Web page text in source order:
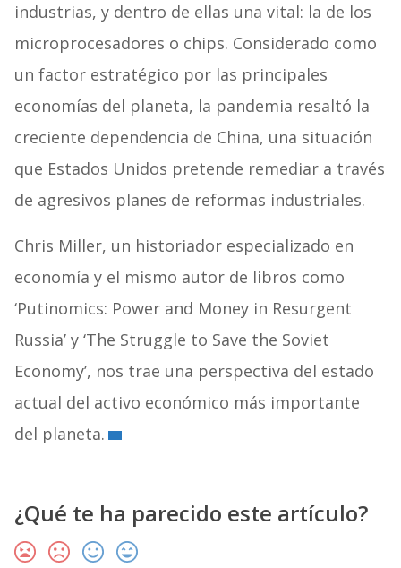
industrias, y dentro de ellas una vital: la de los
microprocesadores o chips. Considerado como
un factor estratégico por las principales
economías del planeta, la pandemia resaltó la
creciente dependencia de China, una situación
que Estados Unidos pretende remediar a través
de agresivos planes de reformas industriales.
Chris Miller, un historiador especializado en
economía y el mismo autor de libros como
‘Putinomics: Power and Money in Resurgent
Russia’ y ‘The Struggle to Save the Soviet
Economy’, nos trae una perspectiva del estado
actual del activo económico más importante
del planeta.
¿Qué te ha parecido este artículo?